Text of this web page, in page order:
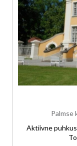
Palmse
Aktiivne